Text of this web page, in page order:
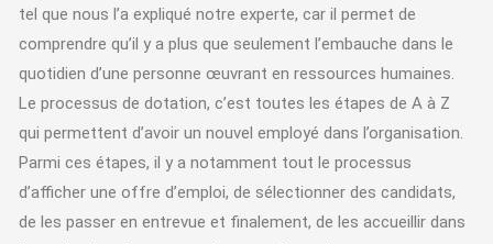
tel que nous l’a expliqué notre experte, car il permet de
comprendre qu’il y a plus que seulement l’embauche dans le
quotidien d’une personne œuvrant en ressources humaines.
Le processus de dotation, c’est toutes les étapes de A à Z
qui permettent d’avoir un nouvel employé dans l’organisation.
Parmi ces étapes, il y a notamment tout le processus
d’afficher une offre d’emploi, de sélectionner des candidats,
de les passer en entrevue et finalement, de les accueillir dans